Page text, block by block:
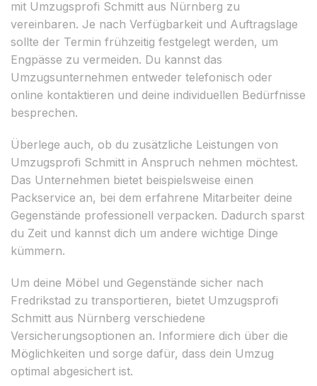
mit Umzugsprofi Schmitt aus Nürnberg zu
vereinbaren. Je nach Verfügbarkeit und Auftragslage
sollte der Termin frühzeitig festgelegt werden, um
Engpässe zu vermeiden. Du kannst das
Umzugsunternehmen entweder telefonisch oder
online kontaktieren und deine individuellen Bedürfnisse
besprechen.
Überlege auch, ob du zusätzliche Leistungen von
Umzugsprofi Schmitt in Anspruch nehmen möchtest.
Das Unternehmen bietet beispielsweise einen
Packservice an, bei dem erfahrene Mitarbeiter deine
Gegenstände professionell verpacken. Dadurch sparst
du Zeit und kannst dich um andere wichtige Dinge
kümmern.
Um deine Möbel und Gegenstände sicher nach
Fredrikstad zu transportieren, bietet Umzugsprofi
Schmitt aus Nürnberg verschiedene
Versicherungsoptionen an. Informiere dich über die
Möglichkeiten und sorge dafür, dass dein Umzug
optimal abgesichert ist.